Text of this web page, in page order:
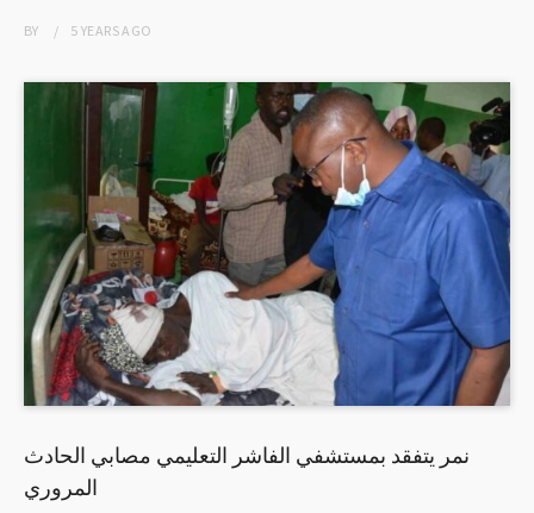
BY 5 YEARSAGO
نمر يتفقد بمستشفي الفاشر التعليمي مصابي الحادث
المروري